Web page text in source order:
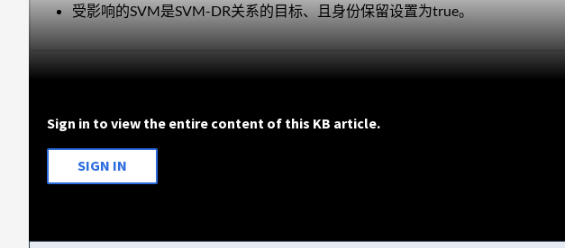
受影响的SVM是SVM-DR关系的目标、且身份保留设置为true。
Sign in to view the entire content of this KB article.
SIGN IN